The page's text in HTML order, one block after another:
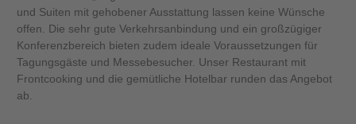
und Suiten mit gehobener Ausstattung lassen keine Wünsche
offen. Die sehr gute Verkehrsanbindung und ein großzügiger
Konferenzbereich bieten zudem ideale Voraussetzungen für
Tagungsgäste und Messebesucher. Unser Restaurant mit
Frontcooking und die gemütliche Hotelbar runden das Angebot
ab.